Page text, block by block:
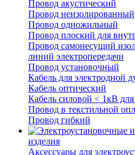
Провод акустический
Провод неизолированный
Провод одножильный
Провод плоский для
Провод самонесущий
линий электропередачи
Провод установочный
Кабель для электродной
Кабель оптический
Кабель силовой < 1кВ
Провод в текстильной
Провод гибкий
изделия
Аксессуары для